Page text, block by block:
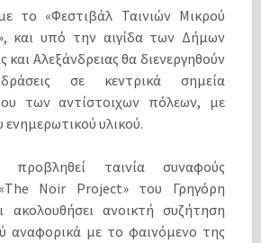
το «Φεστιβάλ Ταινιών Μικρού
και υπό την αιγίδα των Δήμων
και Αλεξάνδρειας θα διενεργηθούν
δράσεις σε κεντρικά σημεία
των αντίστοιχων πόλεων, με
υλικού.
ταινία συναφούς
Noir Project» του Γρηγόρη
ακολουθήσει ανοικτή συζήτηση
αναφορικά με το φαινόμενο της